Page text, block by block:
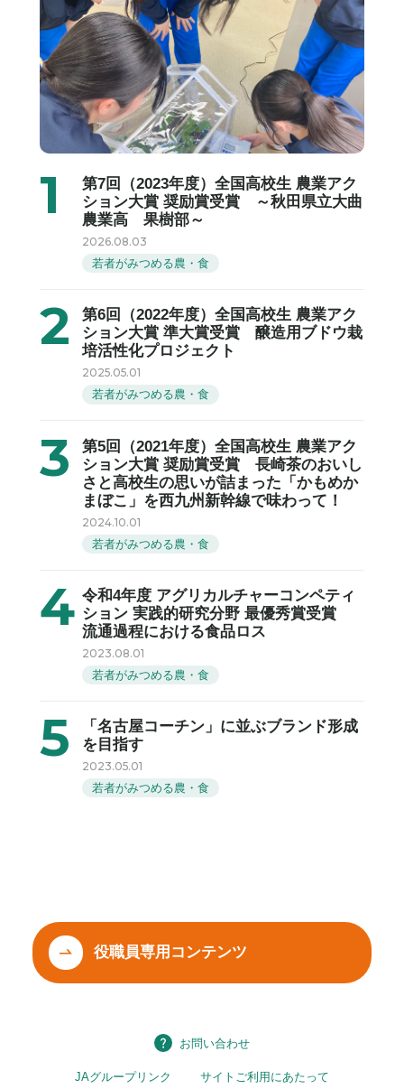
第7回（2023年度）全国高校生 農業アク
ション大賞 奨励賞受賞 ～秋田県立大曲
農業高 果樹部～
2026.08.03
若者がみつめる農・食
第6回（2022年度）全国高校生 農業アク
ション大賞 準大賞受賞 醸造用ブドウ栽
培活性化プロジェクト
2025.05.01
若者がみつめる農・食
第5回（2021年度）全国高校生 農業アク
ション大賞 奨励賞受賞 長崎茶のおいし
さと高校生の思いが詰まった「かもめか
まぼこ」を西九州新幹線で味わって！
2024.10.01
若者がみつめる農・食
令和4年度 アグリカルチャーコンペティ
ション 実践的研究分野 最優秀賞受賞
流通過程における食品ロス
2023.08.01
若者がみつめる農・食
「名古屋コーチン」に並ぶブランド形成
を目指す
2023.05.01
若者がみつめる農・食
役職員専用コンテンツ
お問い合わせ
JAグループリンク サイトご利用にあたって